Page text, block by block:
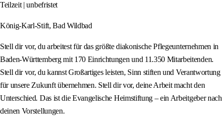
Teilzeit | unbefristet
König-Karl-Stift, Bad Wildbad
Stell dir vor, du arbeitest für das größte diakonische Pflegeunternehmen in
Baden-Württemberg mit 170 Einrichtungen und 11.350 Mitarbeitenden.
Stell dir vor, du kannst Großartiges leisten, Sinn stiften und Verantwortung
für unsere Zukunft übernehmen. Stell dir vor, deine Arbeit macht den
Unterschied. Das ist die Evangelische Heimstiftung – ein Arbeitgeber nach
deinen Vorstellungen.